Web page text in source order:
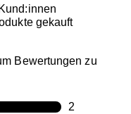
gekauft
Bewertungen zu
2